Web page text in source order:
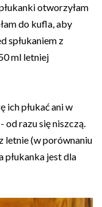
otworzyłam
do kufla, aby
spłukaniem z
ml letniej
ich płukać ani w
od razu się niszczą.
letnie (w porównaniu
płukanka jest dla